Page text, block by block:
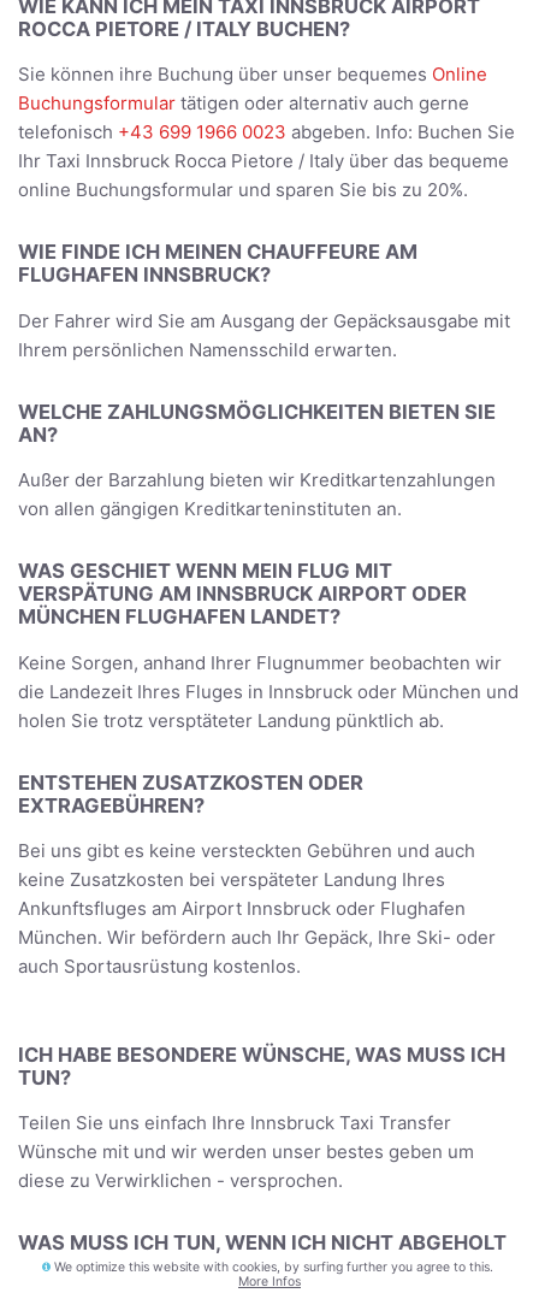
WIE KANN ICH MEIN TAXI INNSBRUCK AIRPORT
ROCCA PIETORE / ITALY BUCHEN?
Sie können ihre Buchung über unser bequemes Online
Buchungsformular tätigen oder alternativ auch gerne
telefonisch +43 699 1966 0023 abgeben. Info: Buchen Sie
Ihr Taxi Innsbruck Rocca Pietore / Italy über das bequeme
online Buchungsformular und sparen Sie bis zu 20%.
WIE FINDE ICH MEINEN CHAUFFEURE AM
FLUGHAFEN INNSBRUCK?
Der Fahrer wird Sie am Ausgang der Gepäcksausgabe mit
Ihrem persönlichen Namensschild erwarten.
WELCHE ZAHLUNGSMÖGLICHKEITEN BIETEN SIE
AN?
Außer der Barzahlung bieten wir Kreditkartenzahlungen
von allen gängigen Kreditkarteninstituten an.
WAS GESCHIET WENN MEIN FLUG MIT
VERSPÄTUNG AM INNSBRUCK AIRPORT ODER
MÜNCHEN FLUGHAFEN LANDET?
Keine Sorgen, anhand Ihrer Flugnummer beobachten wir
die Landezeit Ihres Fluges in Innsbruck oder München und
holen Sie trotz versptäteter Landung pünktlich ab.
ENTSTEHEN ZUSATZKOSTEN ODER
EXTRAGEBÜHREN?
Bei uns gibt es keine versteckten Gebühren und auch
keine Zusatzkosten bei verspäteter Landung Ihres
Ankunftsfluges am Airport Innsbruck oder Flughafen
München. Wir befördern auch Ihr Gepäck, Ihre Ski- oder
auch Sportausrüstung kostenlos.
ICH HABE BESONDERE WÜNSCHE, WAS MUSS ICH
TUN?
Teilen Sie uns einfach Ihre Innsbruck Taxi Transfer
Wünsche mit und wir werden unser bestes geben um
diese zu Verwirklichen - versprochen.
WAS MUSS ICH TUN, WENN ICH NICHT ABGEHOLT
WERDE?
We optimize this website with cookies, by surfing further you agree to this.
More Infos